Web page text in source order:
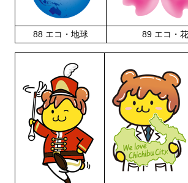
88 エコ・地球 89 エコ・花